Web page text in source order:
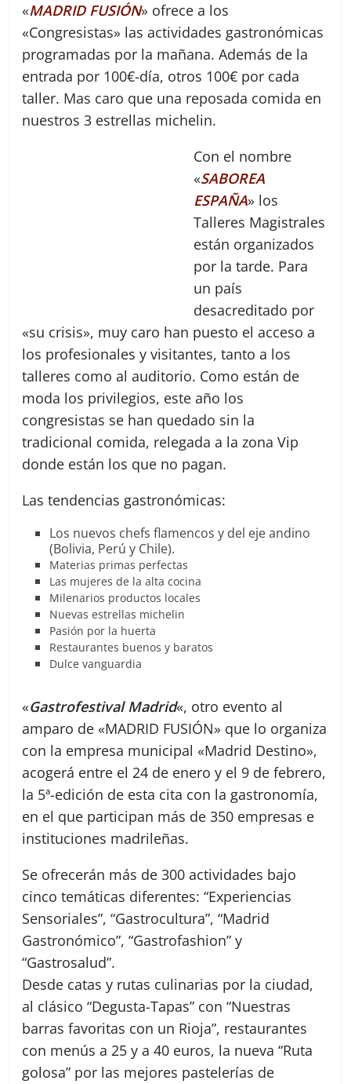
«MADRID FUSIÓN» ofrece a los
«Congresistas» las actividades gastronómicas
programadas por la mañana. Además de la
entrada por 100€-día, otros 100€ por cada
taller. Mas caro que una reposada comida en
nuestros 3 estrellas michelin.
Con el nombre
«SABOREA
ESPAÑA» los
Talleres Magistrales
están organizados
por la tarde. Para
un país
desacreditado por
«su crisis», muy caro han puesto el acceso a
los profesionales y visitantes, tanto a los
talleres como al auditorio. Como están de
moda los privilegios, este año los
congresistas se han quedado sin la
tradicional comida, relegada a la zona Vip
donde están los que no pagan.
Las tendencias gastronómicas:
Los nuevos chefs flamencos y del eje andino
(Bolivia, Perú y Chile).
Materias primas perfectas
Las mujeres de la alta cocina
Milenarios productos locales
Nuevas estrellas michelin
Pasión por la huerta
Restaurantes buenos y baratos
Dulce vanguardia
«Gastrofestival Madrid«, otro evento al
amparo de «MADRID FUSIÓN» que lo organiza
con la empresa municipal «Madrid Destino»,
acogerá entre el 24 de enero y el 9 de febrero,
la 5ª-edición de esta cita con la gastronomía,
en el que participan más de 350 empresas e
instituciones madrileñas.
Se ofrecerán más de 300 actividades bajo
cinco temáticas diferentes: “Experiencias
Sensoriales”, “Gastrocultura”, “Madrid
Gastronómico”, “Gastrofashion” y
“Gastrosalud”.
Desde catas y rutas culinarias por la ciudad,
al clásico “Degusta-Tapas” con “Nuestras
barras favoritas con un Rioja”, restaurantes
con menús a 25 y a 40 euros, la nueva “Ruta
golosa” por las mejores pastelerías de